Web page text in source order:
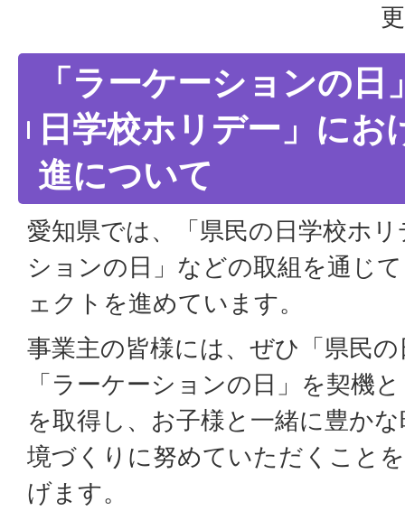
「ラーケーションの
日学校ホリデー」にお
進について
愛知県では、「県民の日学校ホ
ションの日」などの取組を通じ
ェクトを進めています。
事業主の皆様には、ぜひ「県民
「ラーケーションの日」を契機
を取得し、お子様と一緒に豊か
境づくりに努めていただくこと
げます。